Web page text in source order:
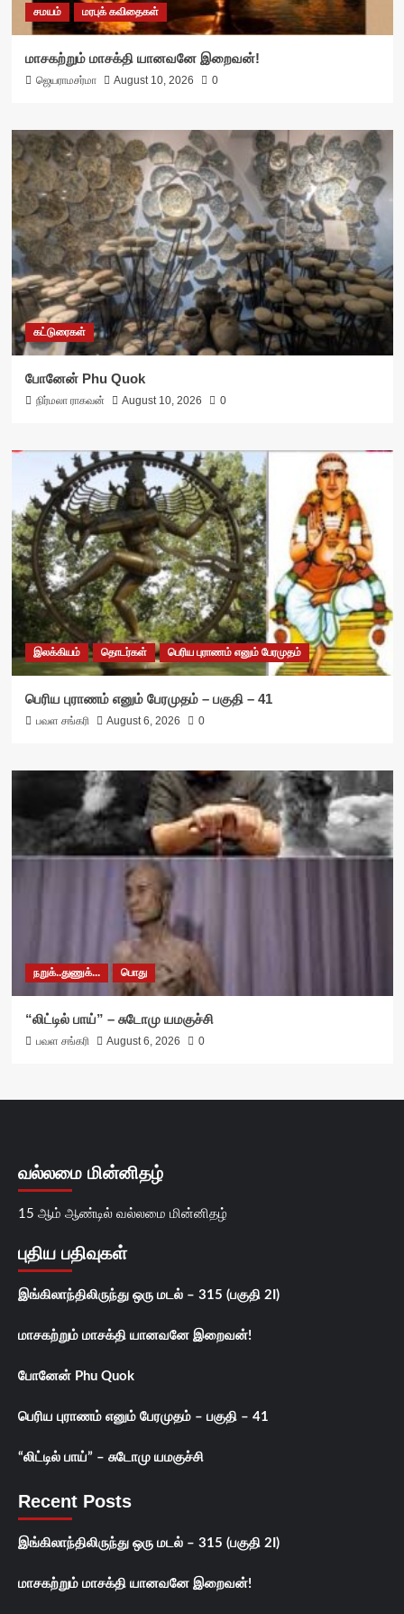
சமயம் மரபுக் கவிதைகள்
மாசகற்றும் மாசக்தி யானவனே இறைவன்!
ஜெயராமசர்மா August 10, 2026 0
கட்டுரைகள்
போனேன் Phu Quok
நிர்மலா ராகவன் August 10, 2026 0
இலக்கியம் தொடர்கள் பெரிய புராணம் எனும் பேரமுதம்
பெரிய புராணம் எனும் பேரமுதம் – பகுதி – 41
பவள சங்கரி August 6, 2026 0
நறுக்..துணுக்... பொது
“லிட்டில் பாய்” – சுடோமு யமகுச்சி
பவள சங்கரி August 6, 2026 0
வல்லமை மின்னிதழ்
15 ஆம் ஆண்டில் வல்லமை மின்னிதழ்
புதிய பதிவுகள்
இங்கிலாந்திலிருந்து ஒரு மடல் – 315 (பகுதி 2I)
மாசகற்றும் மாசக்தி யானவனே இறைவன்!
போனேன் Phu Quok
பெரிய புராணம் எனும் பேரமுதம் – பகுதி – 41
“லிட்டில் பாய்” – சுடோமு யமகுச்சி
Recent Posts
இங்கிலாந்திலிருந்து ஒரு மடல் – 315 (பகுதி 2I)
மாசகற்றும் மாசக்தி யானவனே இறைவன்!